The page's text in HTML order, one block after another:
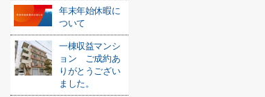
年末年始休暇に
ついて
一棟収益マンシ
ョン ご成約あ
りがとうござい
ました。